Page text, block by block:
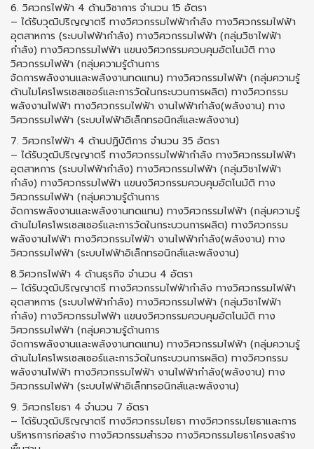
6. วิศวกรไฟฟ้า 4 ด้านวิชาการ จํานวน 15 อัตรา
– ได้รับวุฒิปริญญาตรี ทางวิศวกรรมไฟฟ้ากำลัง ทางวิศวกรรมไฟฟ้า
อุตสาหการ (ระบบไฟฟ้ากำลัง) ทางวิศวกรรมไฟฟ้า (กลุ่มวิชาไฟฟ้า
กำลัง) ทางวิศวกรรมไฟฟ้า แขนงวิศวกรรมควบคุมอัตโนมัติ ทาง
วิศวกรรมไฟฟ้า (กลุ่มความรู้ด้านการ
จัดการพลังงานและพลังงานทดแทน) ทางวิศวกรรมไฟฟ้า (กลุ่มความรู้
ด้านไมโครโพรเซสเซอร์และการวัดในกระบวนการผลิต) ทางวิศวกรรม
พลังงานไฟฟ้า ทางวิศวกรรมไฟฟ้า งานไฟฟ้ากำลัง(พลังงาน) ทาง
วิศวกรรมไฟฟ้า (ระบบไฟฟ้าอิเล็กทรอนิกส์และพลังงาน)
7. วิศวกรไฟฟ้า 4 ด้านปฏิบัติการ จํานวน 35 อัตรา
– ได้รับวุฒิปริญญาตรี ทางวิศวกรรมไฟฟ้ากำลัง ทางวิศวกรรมไฟฟ้า
อุตสาหการ (ระบบไฟฟ้ากำลัง) ทางวิศวกรรมไฟฟ้า (กลุ่มวิชาไฟฟ้า
กำลัง) ทางวิศวกรรมไฟฟ้า แขนงวิศวกรรมควบคุมอัตโนมัติ ทาง
วิศวกรรมไฟฟ้า (กลุ่มความรู้ด้านการ
จัดการพลังงานและพลังงานทดแทน) ทางวิศวกรรมไฟฟ้า (กลุ่มความรู้
ด้านไมโครโพรเซสเซอร์และการวัดในกระบวนการผลิต) ทางวิศวกรรม
พลังงานไฟฟ้า ทางวิศวกรรมไฟฟ้า งานไฟฟ้ากำลัง(พลังงาน) ทาง
วิศวกรรมไฟฟ้า (ระบบไฟฟ้าอิเล็กทรอนิกส์และพลังงาน)
8.วิศวกรไฟฟ้า 4 ด้านธุรกิจ จํานวน 4 อัตรา
– ได้รับวุฒิปริญญาตรี ทางวิศวกรรมไฟฟ้ากำลัง ทางวิศวกรรมไฟฟ้า
อุตสาหการ (ระบบไฟฟ้ากำลัง) ทางวิศวกรรมไฟฟ้า (กลุ่มวิชาไฟฟ้า
กำลัง) ทางวิศวกรรมไฟฟ้า แขนงวิศวกรรมควบคุมอัตโนมัติ ทาง
วิศวกรรมไฟฟ้า (กลุ่มความรู้ด้านการ
จัดการพลังงานและพลังงานทดแทน) ทางวิศวกรรมไฟฟ้า (กลุ่มความรู้
ด้านไมโครโพรเซสเซอร์และการวัดในกระบวนการผลิต) ทางวิศวกรรม
พลังงานไฟฟ้า ทางวิศวกรรมไฟฟ้า งานไฟฟ้ากำลัง(พลังงาน) ทาง
วิศวกรรมไฟฟ้า (ระบบไฟฟ้าอิเล็กทรอนิกส์และพลังงาน)
9. วิศวกรโยธา 4 จํานวน 7 อัตรา
– ได้รับวุฒิปริญญาตรี ทางวิศวกรรมโยธา ทางวิศวกรรมโยธาและการ
บริหารการก่อสร้าง ทางวิศวกรรมสำรวจ ทางวิศวกรรมโยธาโครงสร้าง